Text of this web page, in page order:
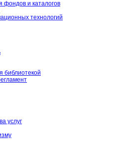
и каталогов
технологий
библиотекой
услуг